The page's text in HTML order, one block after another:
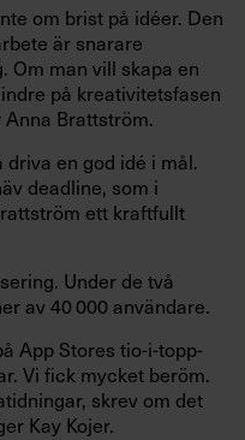
om brist på idéer. Den
är snarare
Om man vill skapa en
på kreativitetsfasen
Anna Brattström.
en god idé i mål.
deadline, som i
ett kraftfullt
Under de två
av 40 000 användare.
App Stores tio-i-topp-
Vi fick mycket beröm.
skrev om det
Kay Kojer.